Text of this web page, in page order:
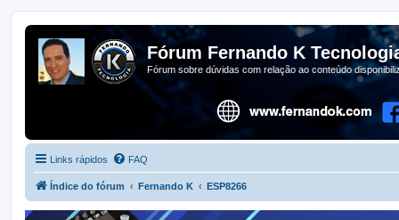
Fórum Fernando K
Fórum sobre dúvidas com relação ao conteúdo
Links rápidos FAQ
Índice do fórum Fernando K ESP8266